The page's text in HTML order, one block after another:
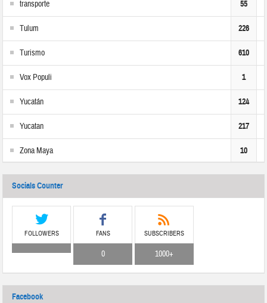
transporte 55
Tulum 226
Turismo 610
Vox Populi 1
Yucatán 124
Yucatan 217
Zona Maya 10
Socials Counter
FOLLOWERS FANS
0
SUBSCRIBERS
1000+
Facebook